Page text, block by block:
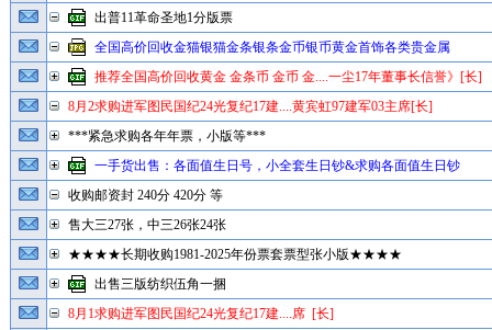
出普11革命圣地1分版票
全国高价回收金猫银猫金条银条金币银币黄金首饰各类贵金属
推荐全国高价回收黄金 金条币 金币 金....一尘17年董事长信誉》[长]
8月2求购进军图民国纪24光复纪17建....黄宾虹97建军03主席[长]
***紧急求购各年年票，小版等***
一手货出售：各面值生日号，小全套生日钞&求购各面值生日钞
收购邮资封 240分 420分 等
售大三27张，中三26张24张
★★★★长期收购1981-2025年份票套票型张小版★★★★
出售三版纺织伍角一捆
8月1求购进军图民国纪24光复纪17建....席 [长]